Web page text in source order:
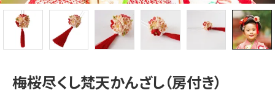
梅桜尽くし梵天かんざし（房付き）